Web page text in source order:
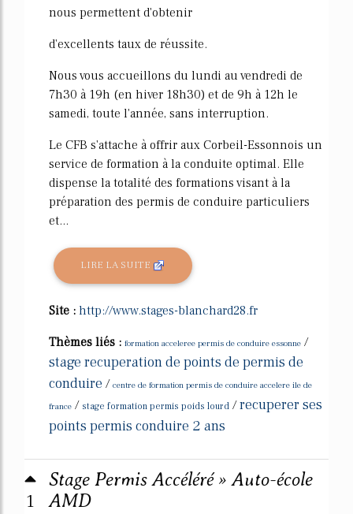
nous permettent d'obtenir
d'excellents taux de réussite.
Nous vous accueillons du lundi au vendredi de
7h30 à 19h (en hiver 18h30) et de 9h à 12h le
samedi, toute l'année, sans interruption.
Le CFB s'attache à offrir aux Corbeil-Essonnois un
service de formation à la conduite optimal. Elle
dispense la totalité des formations visant à la
préparation des permis de conduire particuliers
et...
LIRE LA SUITE
Site : http://www.stages-blanchard28.fr
Thèmes liés : formation acceleree permis de conduire essonne /
stage recuperation de points de permis de
conduire / centre de formation permis de conduire accelere ile de
france / stage formation permis poids lourd /recuperer ses
points permis conduire 2 ans
1
Stage Permis Accéléré » Auto-école
AMD